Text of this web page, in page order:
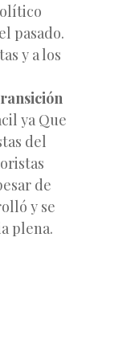
pasado.
y a los
ya Que
del
de
y se
plena.